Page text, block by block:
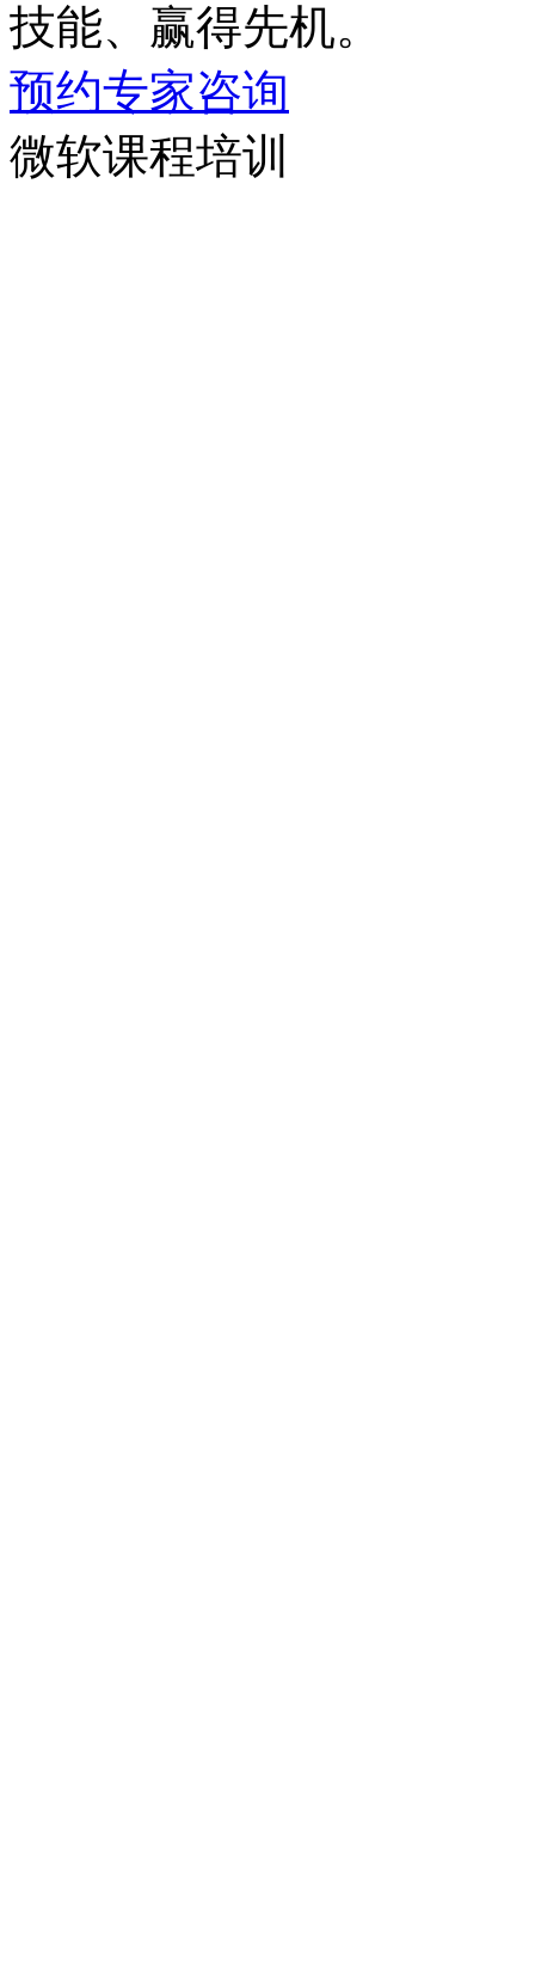
技能、赢得先机。
预约专家咨询
微软课程培训